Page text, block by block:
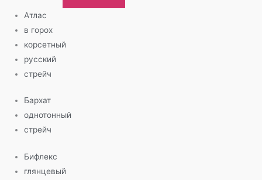
Атлас
в горох
корсетный
русский
стрейч
Бархат
однотонный
стрейч
Бифлекс
глянцевый